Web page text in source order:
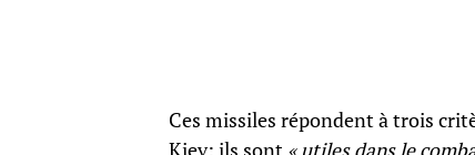
Ces missiles répondent à trois
Kiev: ils sont « utiles dans le